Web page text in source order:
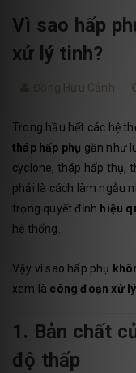
Vì sao hấp
xử lý tinh?
Đồng Hữu Cảnh -
Trong hầu hết các hệ
tháp hấp phụ gần như
cyclone, tháp hấp thụ,
phải là cách làm ngẫu
trọng quyết định hiệu
hệ thống.
Vậy vì sao hấp phụ
xem là công đoạn xử
1. Bản chất
độ thấp